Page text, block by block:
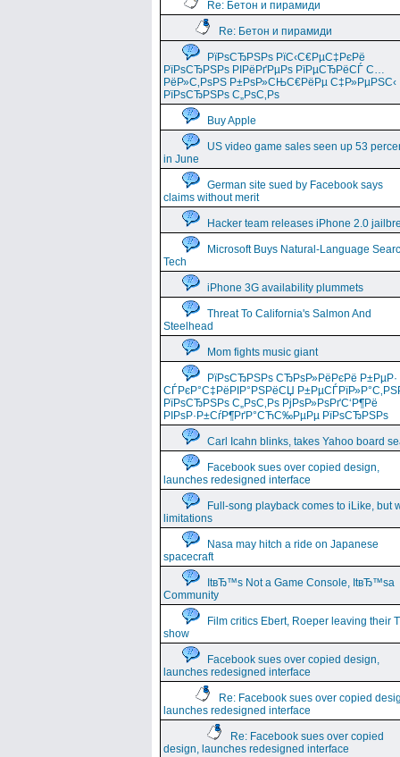
Re: Бетон и пирамиди
Re: Бетон и пирамиди
РїРѕСЂРЅРѕ РїС‹С€РµС‡РєРё
РїРѕСЂРЅРѕ РІРёРґРµРѕ РїРµСЂРёСЃ С…
РёР»С‚РѕРЅ Р±РѕР»СЊС€РёРµ С‡Р»РµРЅС‹
РїРѕСЂРЅРѕ С„РѕС‚Рѕ
Buy Apple
US video game sales seen up 53
in June
German site sued by Facebook says
claims without merit
Hacker team releases iPhone 2.0
Microsoft Buys Natural-Language
Tech
iPhone 3G availability plummets
Threat To California's Salmon And
Steelhead
Mom fights music giant
РїРѕСЂРЅРѕ СЂРѕР»РёРєРё Р±РµР·
СЃРєР°С‡РёРІР°РЅРёСЏ
РїРѕСЂРЅРѕ С„РѕС‚Рѕ РјРѕР»РѕРґС‘Р¶Рё
РІРѕР·Р±СѓР¶РґР°СЋС‰РµРµ РїРѕСЂРЅРѕ
Carl Icahn blinks, takes Yahoo board
Facebook sues over copied design,
launches redesigned interface
Full-song playback comes to iLike, but
limitations
Nasa may hitch a ride on Japanese
spacecraft
ItвЂ™s Not a Game Console, ItвЂ™sa
Community
Film critics Ebert, Roeper leaving their
show
Facebook sues over copied design,
launches redesigned interface
Re: Facebook sues over copied
launches redesigned interface
Re: Facebook sues over copied
design, launches redesigned interface